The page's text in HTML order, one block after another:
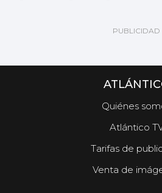
Quiénes
Atlántico
Tarifas de
Venta de